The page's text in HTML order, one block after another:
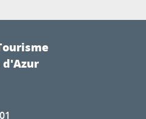
d'Azur